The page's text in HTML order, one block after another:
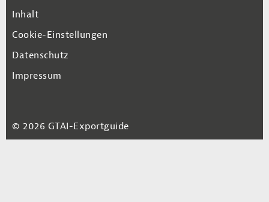
Footer Navigation
Inhalt
Cookie-Einstellungen
Datenschutz
Impressum
© 2026 GTAI-Exportguide